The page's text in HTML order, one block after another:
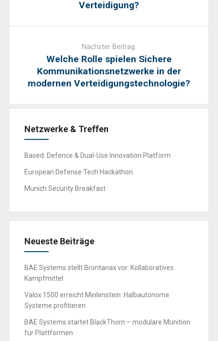
Verteidigung?
Nächster Beitrag:
Welche Rolle spielen Sichere
Kommunikationsnetzwerke in der
modernen Verteidigungstechnologie?
Netzwerke & Treffen
Based: Defence & Dual-Use Innovation Platform
European Defense Tech Hackathon
Munich Security Breakfast
Neueste Beiträge
BAE Systems stellt Brontanax vor: Kollaboratives
Kampfmittel
Valox 1500 erreicht Meilenstein: Halbautonome
Systeme profitieren
BAE Systems startet BlackThorn – modulare Munition
für Plattformen